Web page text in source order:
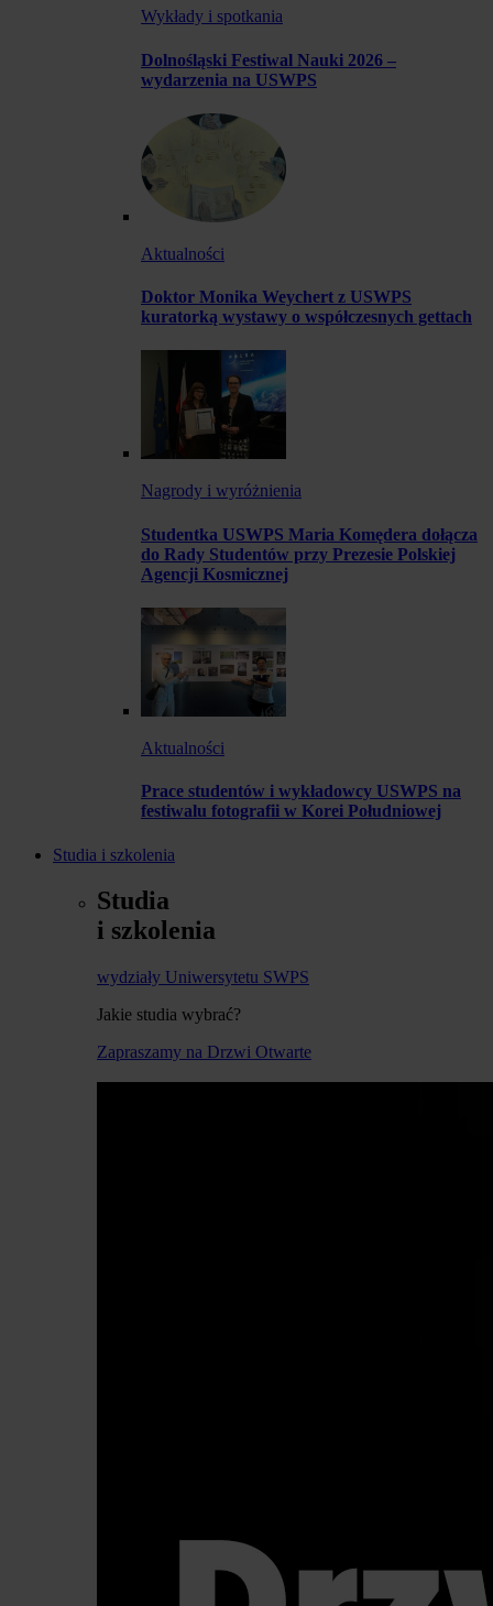
Wykłady i spotkania
Dolnośląski Festiwal Nauki 2026 –
wydarzenia na USWPS
Aktualności
Doktor Monika Weychert z USWPS
kuratorką wystawy o współczesnych gettach
Nagrody i wyróżnienia
Studentka USWPS Maria Komędera dołącza
do Rady Studentów przy Prezesie Polskiej
Agencji Kosmicznej
Aktualności
Prace studentów i wykładowcy USWPS na
festiwalu fotografii w Korei Południowej
Studia i szkolenia
Studia
i szkolenia
wydziały Uniwersytetu SWPS
Jakie studia wybrać?
Zapraszamy na Drzwi Otwarte